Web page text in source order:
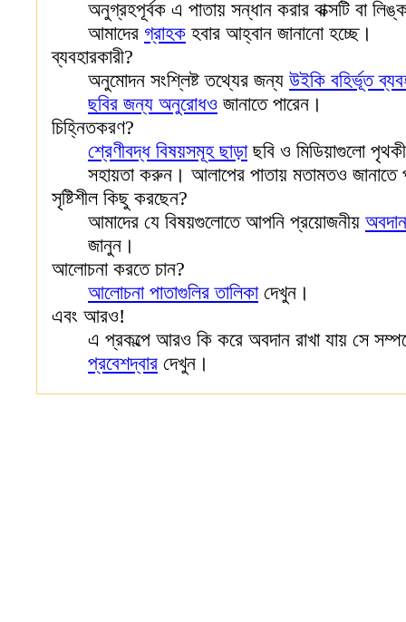
অনুগ্রহপূর্বক এ পাতায় সন্ধান করার বাক্সটি বা
আমাদের গ্রাহক হবার আহ্বান জানানো হচ্ছে।
ব্যবহারকারী?
অনুমোদন সংশ্লিষ্ট তথ্যের জন্য উইকি বহির্ভূত
ছবির জন্য অনুরোধও জানাতে পারেন।
চিহ্নিতকরণ?
শ্রেণীবদ্ধ বিষয়সমূহ ছাড়াছবি ও মিডিয়াগুলো
সহায়তা করুন। আলাপের পাতায় মতামতও জানাতে
সৃষ্টিশীল কিছু করছেন?
আমাদের যে বিষয়গুলোতে আপনি প্রয়োজনীয় অবদান
জানুন।
আলোচনা করতে চান?
আলোচনা পাতাগুলির তালিকাদেখুন।
এবং আরও!
এ প্রকল্পে আরও কি করে অবদান রাখা যায় সে
প্রবেশদ্বার দেখুন।